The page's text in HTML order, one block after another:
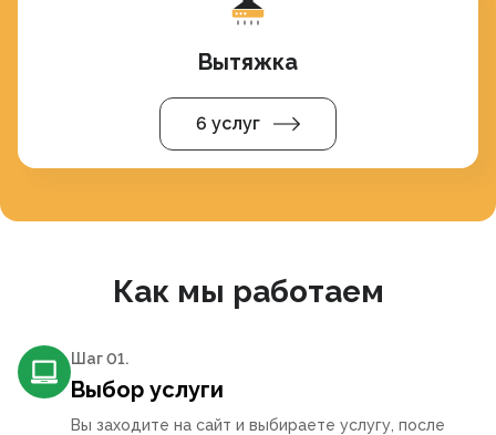
Вытяжка
6 услуг
Как мы работаем
Шаг 01.
Выбор услуги
Вы заходите на сайт и выбираете услугу, после